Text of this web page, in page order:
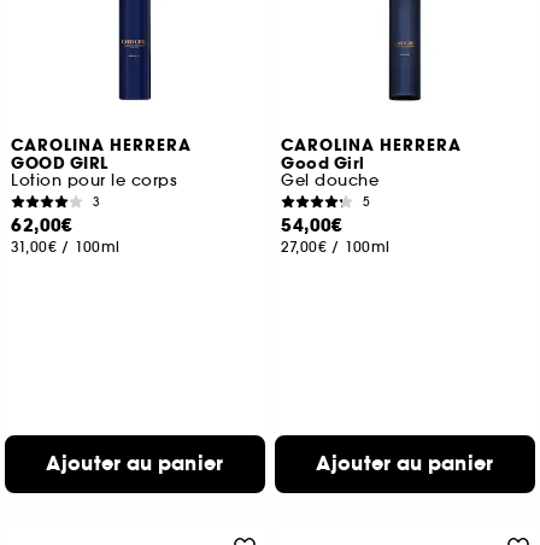
CAROLINA HERRERA
GOOD GIRL
Lotion pour le corps
3
62,00€
31,00€ / 100ml
Ajouter au panier
CAROLINA HERRERA
Good Girl
Gel douche
5
54,00€
27,00€ / 100ml
Ajouter au panier